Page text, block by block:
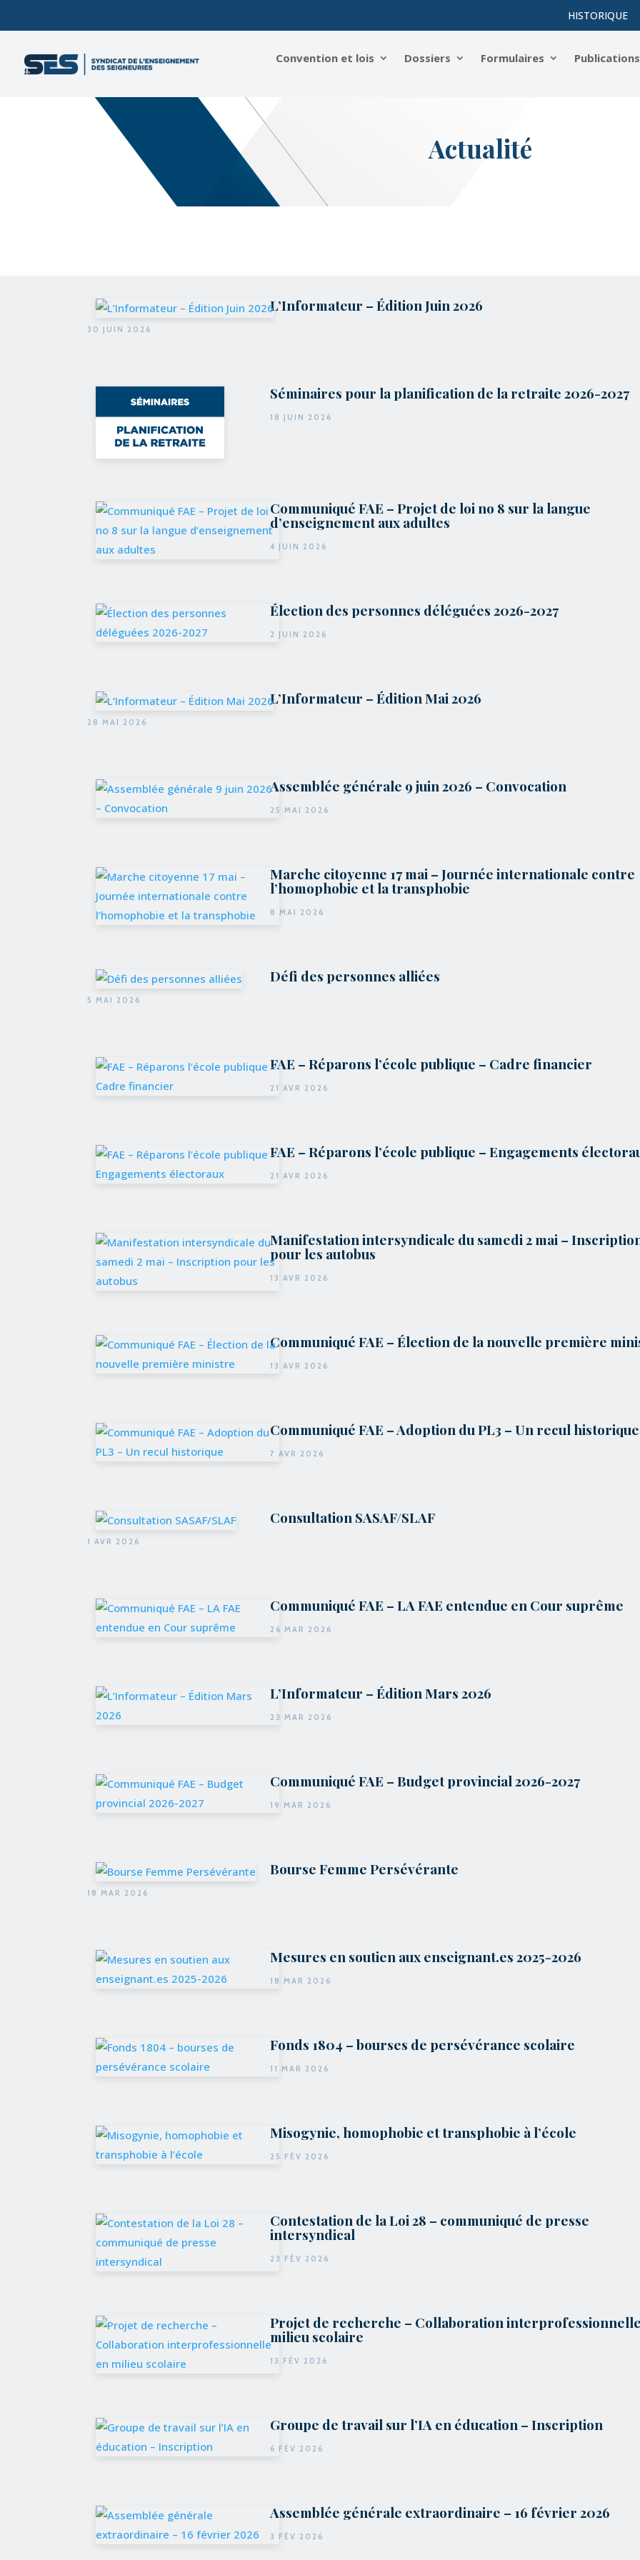
HISTORIQUE
Convention et lois Dossiers Formulaires Publications
Actualité
L’Informateur – Édition Juin 2026
30 JUIN 2026
Séminaires pour la planification de la retraite 2026-2027
18 JUIN 2026
Communiqué FAE – Projet de loi no 8 sur la langue
d’enseignement aux adultes
4 JUIN 2026
Élection des personnes déléguées 2026-2027
2 JUIN 2026
L’Informateur – Édition Mai 2026
28 MAI 2026
Assemblée générale 9 juin 2026 – Convocation
25 MAI 2026
Marche citoyenne 17 mai – Journée internationale contre
l’homophobie et la transphobie
8 MAI 2026
Défi des personnes alliées
5 MAI 2026
FAE – Réparons l’école publique – Cadre financier
21 AVR 2026
FAE – Réparons l’école publique – Engagements
21 AVR 2026
Manifestation intersyndicale du samedi 2 mai –
pour les autobus
13 AVR 2026
Communiqué FAE – Élection de la nouvelle première
13 AVR 2026
Communiqué FAE – Adoption du PL3 – Un recul historique
7 AVR 2026
Consultation SASAF/SLAF
1 AVR 2026
Communiqué FAE – LA FAE entendue en Cour suprême
26 MAR 2026
L’Informateur – Édition Mars 2026
23 MAR 2026
Communiqué FAE – Budget provincial 2026-2027
19 MAR 2026
Bourse Femme Persévérante
18 MAR 2026
Mesures en soutien aux enseignant.es 2025-2026
18 MAR 2026
Fonds 1804 – bourses de persévérance scolaire
11 MAR 2026
Misogynie, homophobie et transphobie à l’école
25 FÉV 2026
Contestation de la Loi 28 – communiqué de presse
intersyndical
23 FÉV 2026
Projet de recherche – Collaboration
milieu scolaire
13 FÉV 2026
Groupe de travail sur l’IA en éducation – Inscription
6 FÉV 2026
Assemblée générale extraordinaire – 16 février 2026
3 FÉV 2026